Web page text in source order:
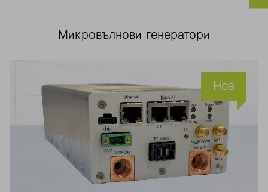
Микровълнови генератори
Нов